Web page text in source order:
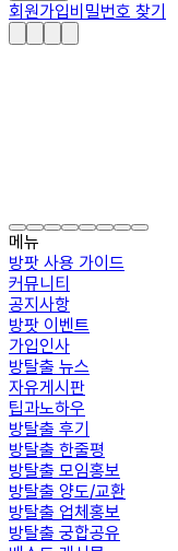
회원가입비밀번호 찾기
메뉴
방팟 사용 가이드
커뮤니티
공지사항
방팟 이벤트
가입인사
방탈출 뉴스
자유게시판
팁과노하우
방탈출 후기
방탈출 한줄평
방탈출 모임홍보
방탈출 양도/교환
방탈출 업체홍보
방탈출 궁합공유